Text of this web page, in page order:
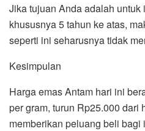
Jika tujuan Anda adalah
khususnya 5 tahun ke atas,
seperti ini seharusnya tidak
Kesimpulan
Harga emas Antam hari ini
per gram, turun Rp25.000 dari
memberikan peluang beli bagi